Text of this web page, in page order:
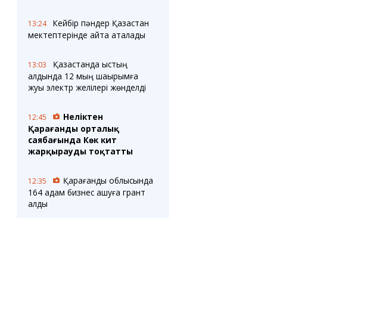
13:24
Кейбір пәндер Қазақстан
мектептерінде қайта аталады
13:03
Қазақстанда қыстың
алдында 12 мың шақырымға
жуық электр желілері жөнделді
12:45
Неліктен
Қарағанды орталық
саябағында Көк кит
жарқырауды тоқтатты
12:35
Қарағанды облысында
164 адам бизнес ашуға грант
алды